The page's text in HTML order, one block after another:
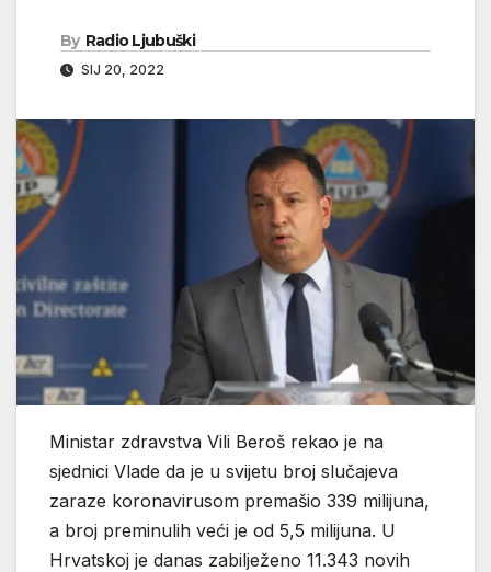
By Radio Ljubuški
SIJ 20, 2022
Ministar zdravstva Vili Beroš rekao je na
sjednici Vlade da je u svijetu broj slučajeva
zaraze koronavirusom premašio 339 milijuna,
a broj preminulih veći je od 5,5 milijuna. U
Hrvatskoj je danas zabilježeno 11.343 novih